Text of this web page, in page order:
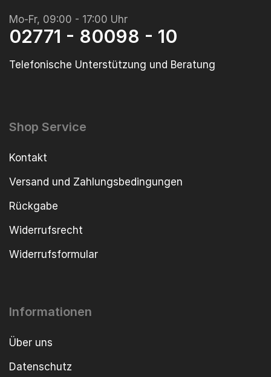
Mo-Fr, 09:00 - 17:00 Uhr
02771 - 80098 - 10
Telefonische Unterstützung und Beratung
Shop Service
Kontakt
Versand und Zahlungsbedingungen
Rückgabe
Widerrufsrecht
Widerrufsformular
Informationen
Über uns
Datenschutz